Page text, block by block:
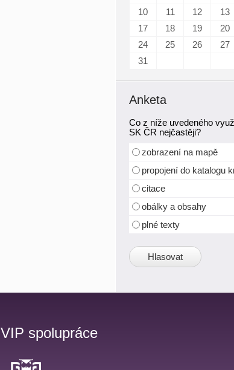
10
11 12 13
17
18 19 20
24
25 26 27
31
Anketa
Co z níže uvedeného
SK ČR nejčastěji?
zobrazení na mapě
propojení do katalogu
citace
obálky a obsahy
plné texty
VIP spolupráce